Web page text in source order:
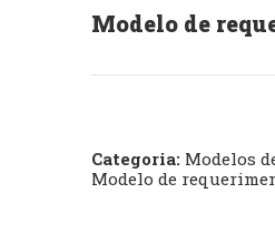
Modelo de
Categoria: Modelos
Modelo de